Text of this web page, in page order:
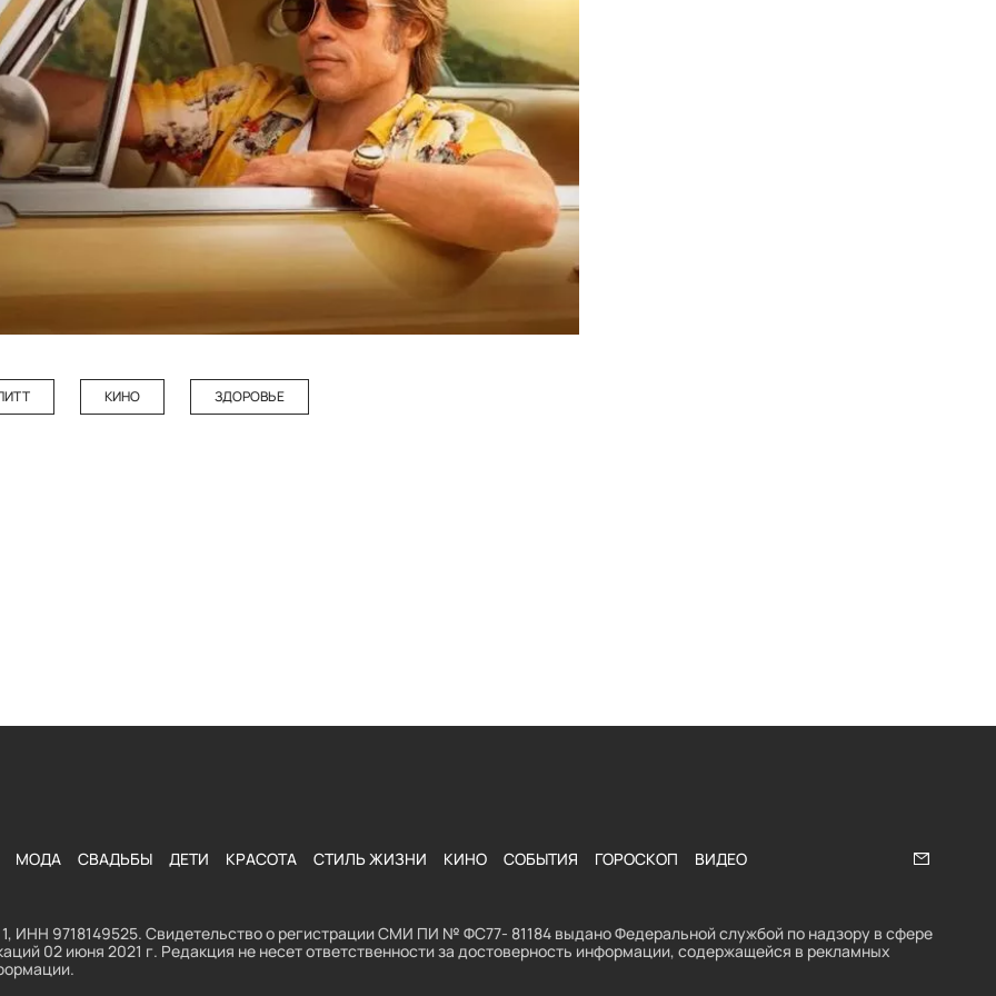
КИНО ЗДОРОВЬЕ
МОДА СВАДЬБЫ ДЕТИ КРАСОТА СТИЛЬ ЖИЗНИ КИНО СОБЫТИЯ ГОРОСКОП ВИДЕО
ИНН 9718149525. Свидетельство о регистрации СМИ ПИ № ФС77- 81184 выдано Федеральной службой по надзору в сфере
02 июня 2021 г. Редакция не несет ответственности за достоверность информации, содержащейся в рекламных